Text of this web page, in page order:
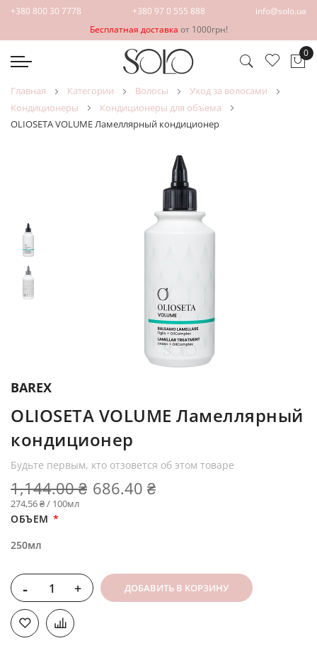
+380 800 30 7778 +380 97 0 555 888
info@solo.ua
Бесплатная доставка от 1000грн!
0
главная категории волосы
уход за волосами
кондиционеры
кондиционеры для объема
OLIOSETA VOLUME Ламеллярный кондиционер
BAREX
OLIOSETA VOLUME Ламеллярный
кондиционер
Будьте первым, кто отзовется об этом товаре
686.40 ₴
1,144.00 ₴
274,56 ₴ / 100мл
ОБЪЕМ
250мл
- + ДОБАВИТЬ В КОРЗИНУ